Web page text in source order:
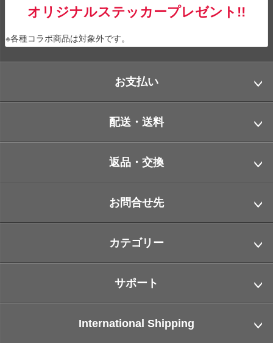
オリジナルステッカープレゼント!!
※各種コラボ商品は対象外です。
お支払い
配送・送料
返品・交換
お問合せ先
カテゴリー
サポート
International Shipping